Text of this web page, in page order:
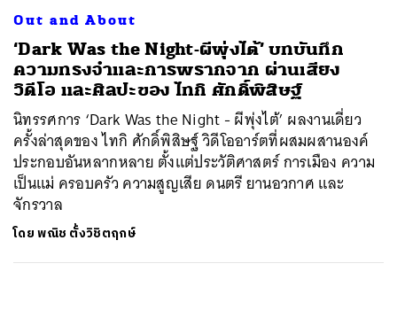
Out and About
‘Dark Was the Night-ผีพุ่งไต้’ บทบันทึก
ความทรงจำและการพรากจาก ผ่านเสียง
วิดีโอ และศิลปะของ ไทกิ ศักดิ์พิสิษฐ์
นิทรรศการ ‘Dark Was the Night - ผีพุ่งไต้’ ผลงานเดี่ยว
ครั้งล่าสุดของ ไทกิ ศักดิ์พิสิษฐ์ วิดีโออาร์ตที่ผสมผสานองค์
ประกอบอันหลากหลาย ตั้งแต่ประวัติศาสตร์ การเมือง ความ
เป็นแม่ ครอบครัว ความสูญเสีย ดนตรี ยานอวกาศ และ
จักรวาล
โดยพณิช ตั้งวิชิตฤกษ์
SHARE